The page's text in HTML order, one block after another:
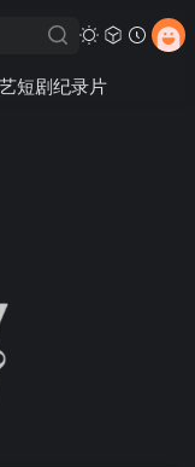
短剧纪录片